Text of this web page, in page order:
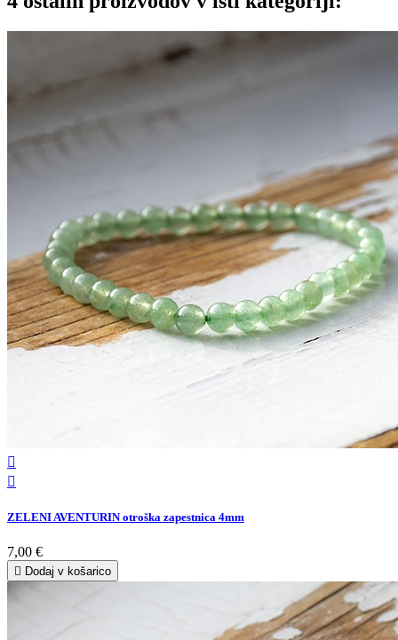


ZELENI AVENTURIN otroška zapestnica 4mm
7,00 €
 Dodaj v košarico